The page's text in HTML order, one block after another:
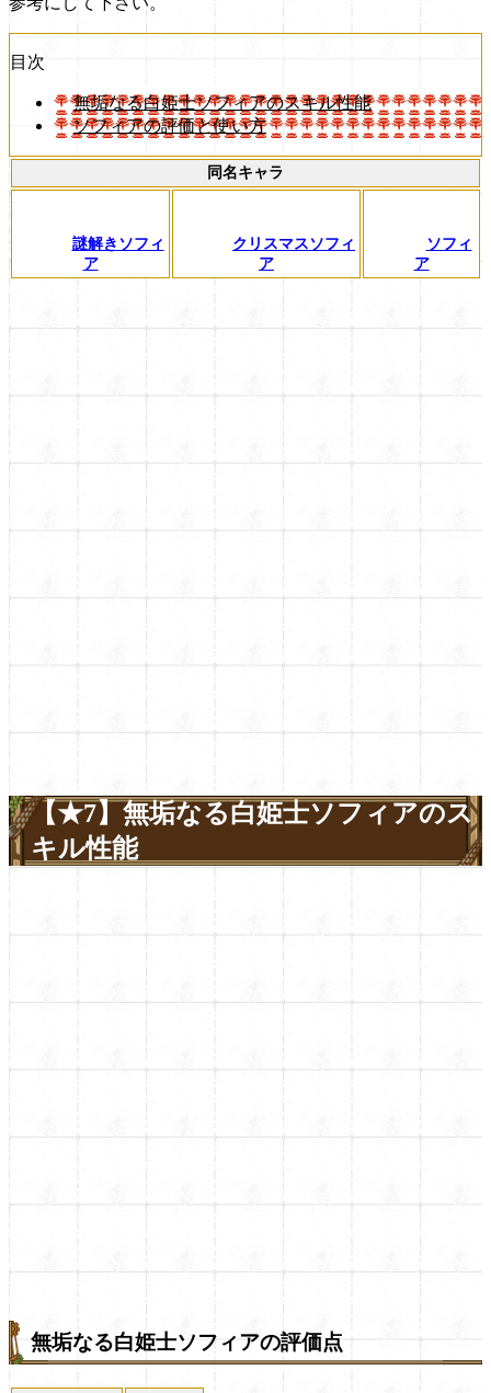
目次
無垢なる白姫士ソフィアのスキル性能
ソフィアの評価と使い方
同名キャラ
謎解きソフィ
ア
クリスマスソフィ
ア
ソフィ
ア
【★7】無垢なる白姫士ソフィアのス
キル性能
無垢なる白姫士ソフィアの評価点